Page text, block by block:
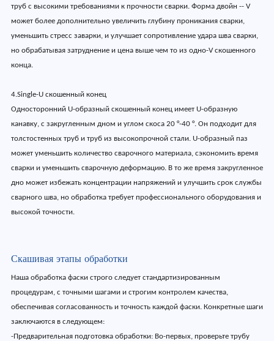
труб с высокими требованиями к прочности сварки. Форма двойн -- V
может более дополнительно увеличить глубину проникания сварки,
уменьшить стресс заварки, и улучшает сопротивление удара шва сварки,
но обрабатывая затруднение и цена выше чем то из одно-V скошенного
конца.
4.Single-U скошенный конец
Односторонний U-образный скошенный конец имеет U-образную
канавку, с закругленным дном и углом скоса 20 °-40 °. Он подходит для
толстостенных труб и труб из высокопрочной стали. U-образный паз
может уменьшить количество сварочного материала, сэкономить время
сварки и уменьшить сварочную деформацию. В то же время закругленное
дно может избежать концентрации напряжений и улучшить срок службы
сварного шва, но обработка требует профессионального оборудования и
высокой точности.
Скашивая этапы обработки
Наша обработка фаски строго следует стандартизированным
процедурам, с точными шагами и строгим контролем качества,
обеспечивая согласованность и точность каждой фаски. Конкретные шаги
заключаются в следующем:
-Предварительная подготовка обработки: Во-первых, проверьте трубу